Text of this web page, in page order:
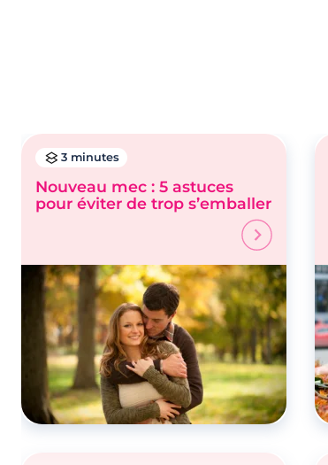
3 minutes
Nouveau mec : 5 astuces
pour éviter de trop s’emballer